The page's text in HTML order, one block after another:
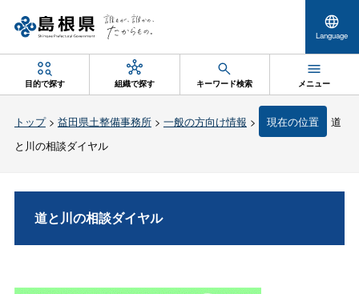
Language
目的で探す 組織で探す キーワード検索 メニュー
トップ> 益田県土整備事務所> 一般の方向け情報 > 現在の位置
道
と川の相談ダイヤル
道と川の相談ダイヤル